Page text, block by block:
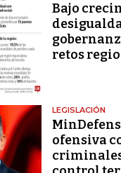
Bajo
retos
LEGISLACIÓN
ofensiva